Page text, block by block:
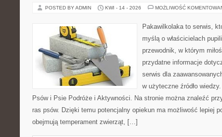
POSTED BY ADMIN KWI - 14 - 2026 MOŻLIWOŚĆ
Pakawilkolaka to serwis,
myślą o właścicielach
przewodnik, w którym
przydatne informacje
serwis dla
w użyteczne źródło
Psów i Psie Podróże i Aktywności. Na stronie można znaleźć
ras psów. Dzięki temu potencjalny opiekun ma możliwość lepiej
obejmują temperament zwierząt, […]